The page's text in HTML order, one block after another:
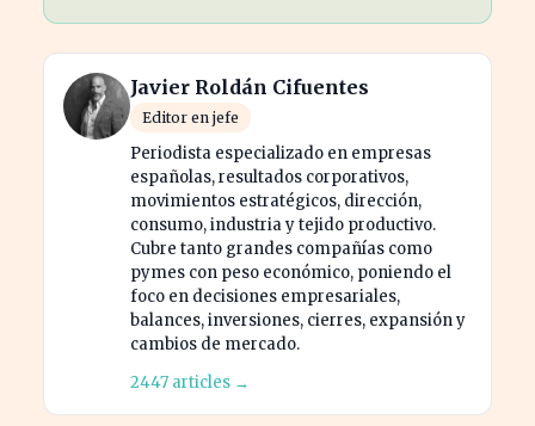
Javier Roldán Cifuentes
Editor en jefe
Periodista especializado en empresas
españolas, resultados corporativos,
movimientos estratégicos, dirección,
consumo, industria y tejido productivo.
Cubre tanto grandes compañías como
pymes con peso económico, poniendo el
foco en decisiones empresariales,
balances, inversiones, cierres, expansión y
cambios de mercado.
2447 articles →